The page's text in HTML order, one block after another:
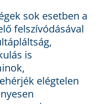
sok esetben a
felszívódásával
is
elégtelen